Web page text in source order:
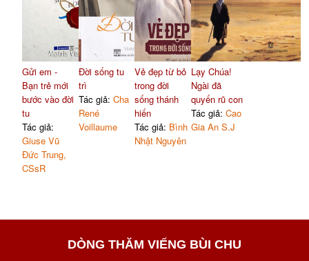
Gửi em -
Bạn trẻ mới
bước vào đời
tu
Tác giả:
Giuse Vũ
Đức Trung,
CSsR
Đời sống tu
trì
Tác giả: Cha
René
Voillaume
Vẻ đẹp từ bỏ
trong đời
sống thánh
hiến
Tác giả: Bình
Nhật Nguyên
Lạy Chúa!
Ngài đã
quyến rũ con
Tác giả: Cao
Gia An S.J
DÒNG THĂM VIẾNG BÙI CHU